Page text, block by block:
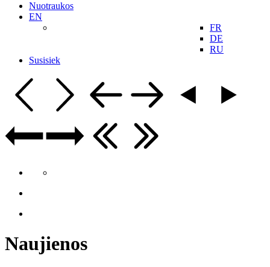
Nuotraukos
EN
FR
DE
RU
Susisiek
Naujienos